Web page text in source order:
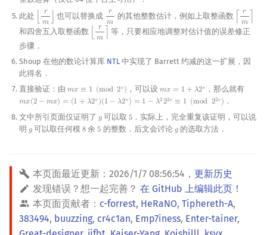
此处
𝑟
𝑚
rm⌋ 也可以替换成
𝑟
𝑚
rm 的其他整数估计，例如上取整函数
𝑟
𝑚
rm⌉
和四舍五入取整函数
𝑟
𝑚
rm⌉
等，只要相应地调整对估计值的误差修正
步骤．
Shoup 在他的数论计算库 NTL 中实现了 Barrett 约减的这一扩展，因
此得名．
直接验证：由 𝑚𝑥 ≡ 1 (mod 2𝑒)
mx≡1 mod2e) ，可以设 𝑚𝑥 = 1 + 𝜆2𝑒
mx= 1+ λ2e ，那么就有
𝑚𝑥(2 − 𝑚𝑥) = (1 + 𝜆2𝑒)(1 − 𝜆2𝑒) = 1 − 𝜆222𝑒 ≡ 1 (mod 22𝑒)
mx(2− m x)=(1 +λ e) (1− λ2e)=1 −λ 222e≡1( mod22e)
．
文中所引页面仅证明了 𝑔
g 可以取5
5 ．实际上，完全重复该证明，可以说
明 𝑔
g 可以取任何模8
8 余5
5 的整数．后文会讨论 𝑔
g的选取方法．
本页面最近更新： 2026/1/7 08:56:54 ， 更新历史
发现错误？想一起完善？ 在 GitHub 上编辑此页！
本页面贡献者： c-forrest, HeRaNO, Tiphereth-A,
383494, buuzzing, cr4c1an, Emp7iness, Enter-tainer,